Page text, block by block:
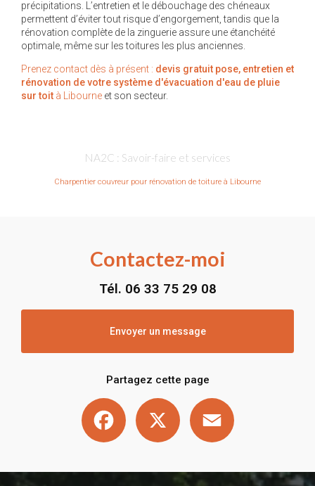
précipitations. L’entretien et le débouchage des chéneaux
permettent d’éviter tout risque d’engorgement, tandis que la
rénovation complète de la zinguerie assure une étanchéité
optimale, même sur les toitures les plus anciennes.
Prenez contact dès à présent : devis gratuit pose, entretien et
rénovation de votre système d'évacuation d'eau de pluie
sur toit à Libourne et son secteur.
NA2C : Savoir-faire et services
Charpentier couvreur pour rénovation de toiture à Libourne
Contactez-moi
Tél. 06 33 75 29 08
Envoyer un message
Partagez cette page
Facebook